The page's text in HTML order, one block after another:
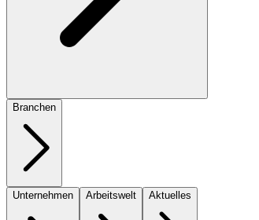
Branchen
Unternehmen Arbeitswelt Aktuelles